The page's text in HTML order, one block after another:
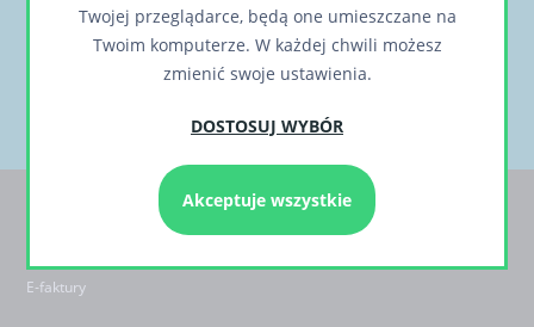
Klienci / Partnerzy
E-faktury
Twojej przeglądarce, będą one umieszczane na
Twoim komputerze. W każdej chwili możesz
zmienić swoje ustawienia.
DOSTOSUJ WYBÓR
Akceptuje wszystkie